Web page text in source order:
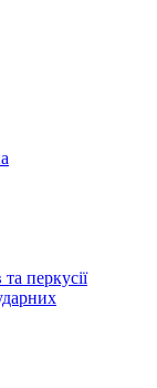
перкусії